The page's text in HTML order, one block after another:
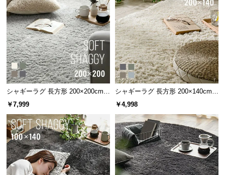
シャギーラグ 長方形 200×200cm
洗える 防音 防ダニ 抗菌防臭 滑り
￥7,999
シャギーラグ 長方形 200×140cm
洗える 防音 防ダニ 抗菌防臭 滑り
￥4,998